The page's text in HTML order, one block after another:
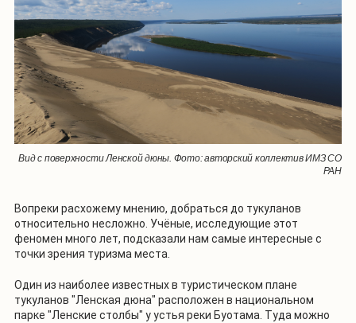
Вид с поверхности Ленской дюны. Фото: авторский коллектив ИМЗ СО
РАН
Вопреки расхожему мнению, добраться до тукуланов
относительно несложно. Учёные, исследующие этот
феномен много лет, подсказали нам самые интересные с
точки зрения туризма места.
Один из наиболее известных в туристическом плане
тукуланов "Ленская дюна" расположен в национальном
парке "Ленские столбы" у устья реки Буотама. Туда можно